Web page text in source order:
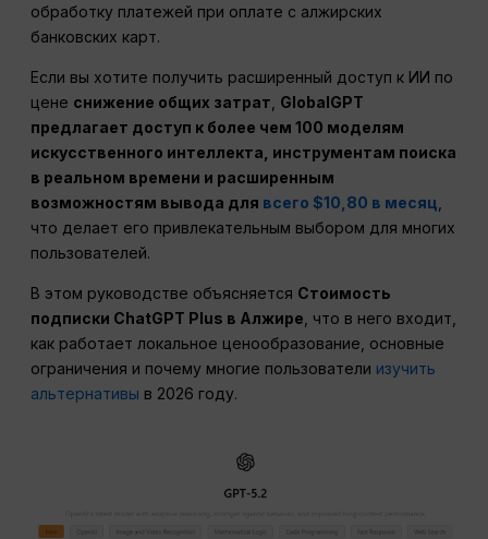
обработку платежей при оплате с алжирских
банковских карт.
Если вы хотите получить расширенный доступ к ИИ по
цене снижение общих затрат GlobalGPT
предлагает доступ к более чем 100 моделям
искусственного интеллекта, инструментам поиска
в реальном времени и расширенным
возможностям вывода для всего $10,80 в месяц
что делает его привлекательным выбором для многих
пользователей.
В этом руководстве объясняется Стоимость
подписки ChatGPT Plus в Алжире, что в него входит,
как работает локальное ценообразование, основные
ограничения и почему многие пользователи изучить
альтернативы в 2026 году.